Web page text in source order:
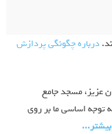
درباره چگونگی پردازش
عزیز، مسجد جامع
توجه اساسی ما بر روی
بیشتر‫...‬